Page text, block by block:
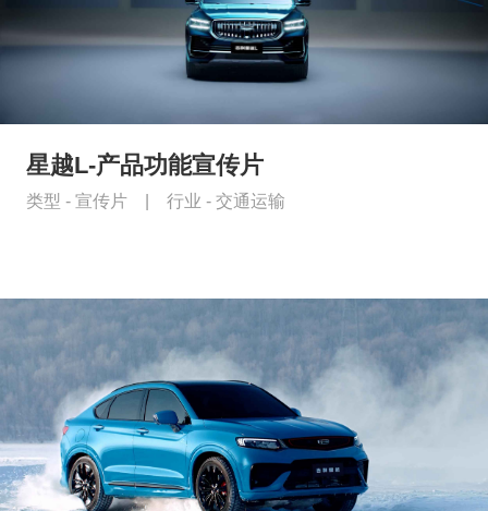
星越L-产品功能宣传片
类型 - 宣传片 行业 - 交通运输